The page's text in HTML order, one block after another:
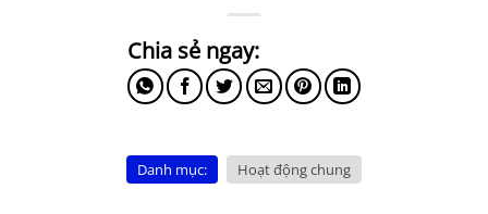
Danh mục: Hoạt động chung